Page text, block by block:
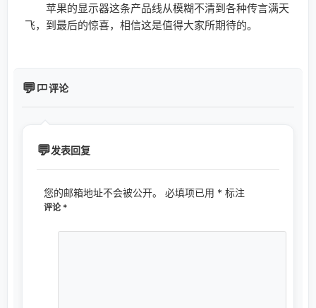
苹果的显示器这条产品线从模糊不清到各种传言满天
飞，到最后的惊喜，相信这是值得大家所期待的。
评论
发表回复
您的邮箱地址不会被公开。 必填项已用 * 标注
评论 *